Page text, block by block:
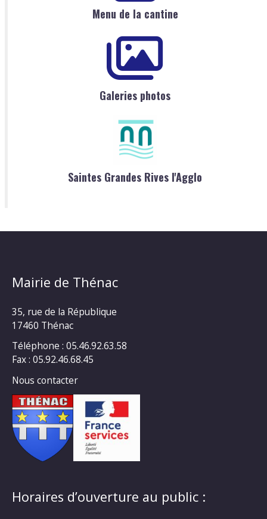
Menu de la cantine
Galeries photos
Saintes Grandes Rives l'Agglo
Mairie de Thénac
35, rue de la République
17460 Thénac
Téléphone : 05.46.92.63.58
Fax : 05.92.46.68.45
Nous contacter
Horaires d’ouverture au public :